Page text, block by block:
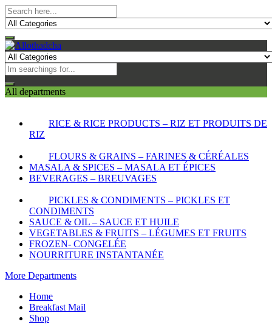
All departments
RICE & RICE PRODUCTS – RIZ ET PRODUITS DE
RIZ
FLOURS & GRAINS – FARINES & CÉRÉALES
MASALA & SPICES – MASALA ET ÉPICES
BEVERAGES – BREUVAGES
PICKLES & CONDIMENTS – PICKLES ET
CONDIMENTS
SAUCE & OIL – SAUCE ET HUILE
VEGETABLES & FRUITS – LÉGUMES ET FRUITS
FROZEN- CONGELÉE
NOURRITURE INSTANTANÉE
More Departments
Home
Breakfast Mail
Shop